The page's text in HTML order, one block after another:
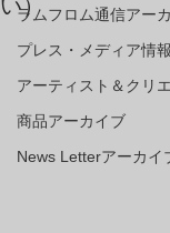
ラムフロム通信アー
プレス・メディア情報
アーティスト＆クリ
商品アーカイブ
News Letterアーカイ
い）